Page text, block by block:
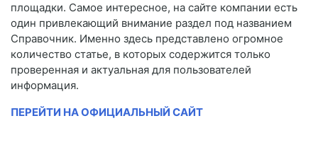
площадки. Самое интересное, на сайте компании есть
один привлекающий внимание раздел под названием
Справочник. Именно здесь представлено огромное
количество статье, в которых содержится только
проверенная и актуальная для пользователей
информация.
ПЕРЕЙТИ НА ОФИЦИАЛЬНЫЙ САЙТ